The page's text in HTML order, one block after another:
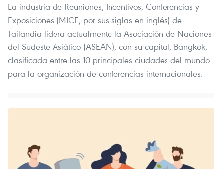
La industria de Reuniones, Incentivos, Conferencias y
Exposiciones (MICE, por sus siglas en inglés) de
Tailandia lidera actualmente la Asociación de Naciones
del Sudeste Asiático (ASEAN), con su capital, Bangkok,
clasificada entre las 10 principales ciudades del mundo
para la organización de conferencias internacionales.